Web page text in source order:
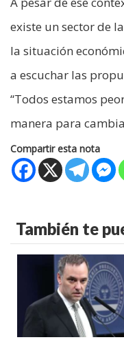
existe un sector de
la situación
a escuchar las
“Todos estamos
manera para
Compartir esta nota
También te